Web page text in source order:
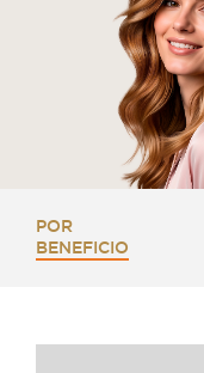
POR
BENEFICIO